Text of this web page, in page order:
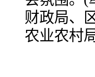
财政局、
农业农村